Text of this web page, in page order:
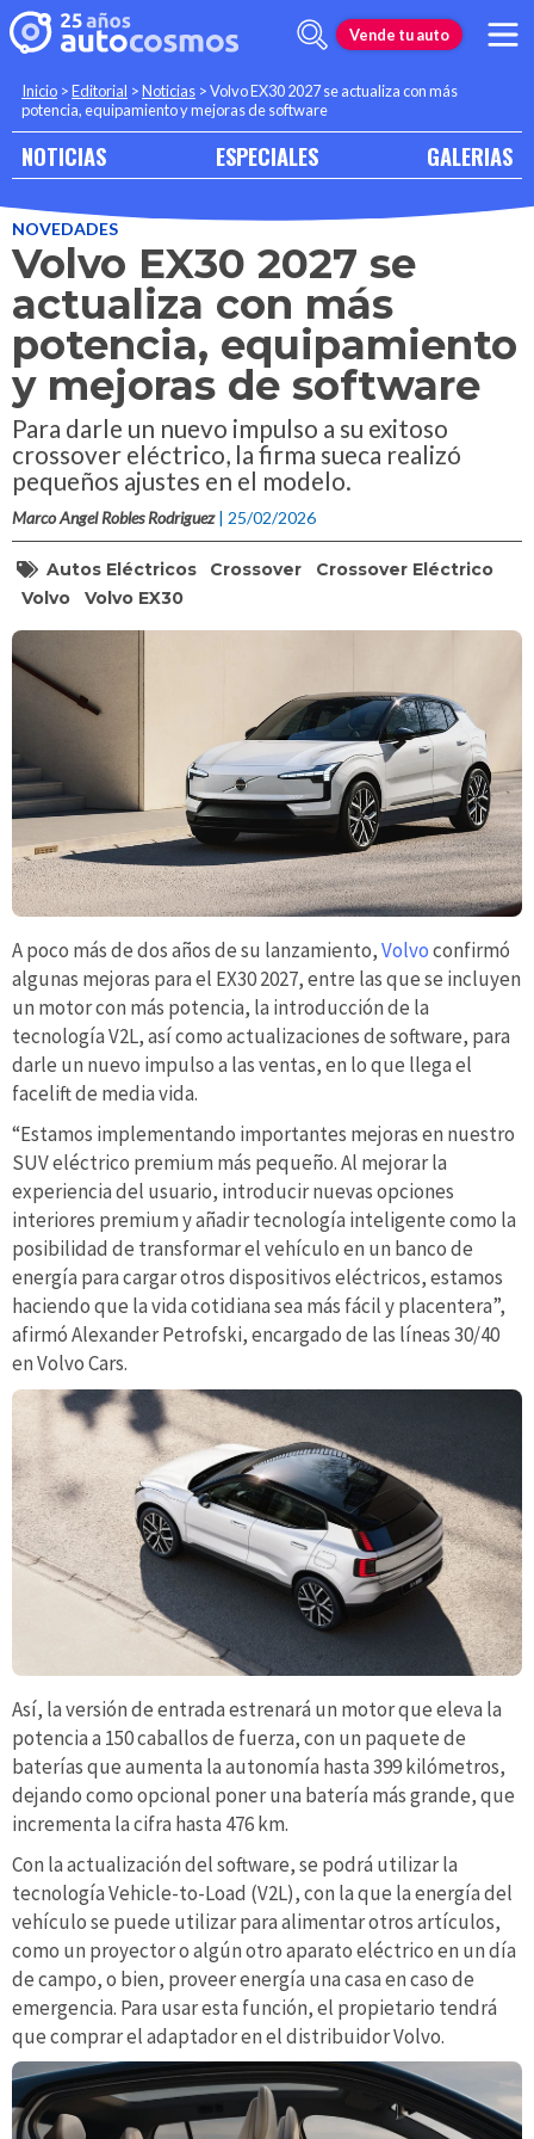
Vende tu auto
Inicio >Editorial >Noticias >Volvo EX30 2027 se actualiza con más
potencia, equipamiento y mejoras de software
NOTICIAS ESPECIALES GALERIAS
NOVEDADES
Volvo EX30 2027 se
actualiza con más
potencia, equipamiento
y mejoras de software
Para darle un nuevo impulso a su exitoso
crossover eléctrico, la firma sueca realizó
pequeños ajustes en el modelo.
Marco Angel Robles Rodriguez | 25/02/2026
Autos Eléctricos Crossover
Crossover Eléctrico
Volvo
Volvo EX30
A poco más de dos años de su lanzamiento,Volvoconfirmó
algunas mejoras para el EX30 2027, entre las que se incluyen
un motor con más potencia, la introducción de la
tecnología V2L, así como actualizaciones de software, para
darle un nuevo impulso a las ventas, en lo que llega el
facelift de media vida.
“Estamos implementando importantes mejoras en nuestro
SUV eléctrico premium más pequeño. Al mejorar la
experiencia del usuario, introducir nuevas opciones
interiores premium y añadir tecnología inteligente como la
posibilidad de transformar el vehículo en un banco de
energía para cargar otros dispositivos eléctricos, estamos
haciendo que la vida cotidiana sea más fácil y placentera”,
afirmó Alexander Petrofski, encargado de las líneas 30/40
en Volvo Cars.
Así, la versión de entrada estrenará un motor que eleva la
potencia a 150 caballos de fuerza, con un paquete de
baterías que aumenta la autonomía hasta 399 kilómetros,
dejando como opcional poner una batería más grande, que
incrementa la cifra hasta 476 km.
Con la actualización del software, se podrá utilizar la
tecnología Vehicle-to-Load (V2L), con la que la energía del
vehículo se puede utilizar para alimentar otros artículos,
como un proyector o algún otro aparato eléctrico en un día
de campo, o bien, proveer energía una casa en caso de
emergencia. Para usar esta función, el propietario tendrá
que comprar el adaptador en el distribuidor Volvo.